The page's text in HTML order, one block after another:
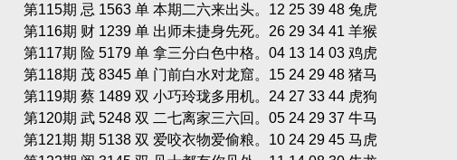
第115期 忌 1563 单 本期二六来出头。12 25 39 48 兔虎
第116期 财 1239 单 出师未捷身先死。26 29 34 41 羊猴
第117期 险 5179 单 拿三分白色中格。04 13 14 03 鸡虎
第118期 茂 8345 单 门前白水对龙窟。15 24 29 48 猪马
第119期 蔡 1489 双 小巧玲珑多用机。24 27 33 44 虎狗
第120期 武 5248 双 二七离家三六回。05 24 29 37 牛马
第121期 期 5138 双 爱咬衣物爱偷粮。10 24 29 45 马虎